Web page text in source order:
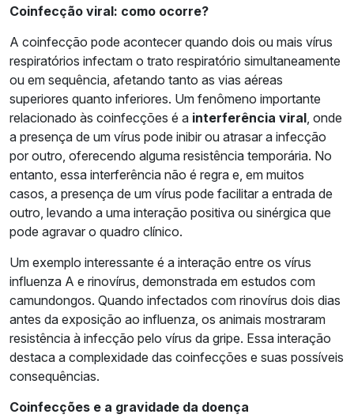
Coinfecção viral: como ocorre?
A coinfecção pode acontecer quando dois ou mais vírus
respiratórios infectam o trato respiratório simultaneamente
ou em sequência, afetando tanto as vias aéreas
superiores quanto inferiores. Um fenômeno importante
relacionado às coinfecções é a interferência viral , onde
a presença de um vírus pode inibir ou atrasar a infecção
por outro, oferecendo alguma resistência temporária. No
entanto, essa interferência não é regra e, em muitos
casos, a presença de um vírus pode facilitar a entrada de
outro, levando a uma interação positiva ou sinérgica que
pode agravar o quadro clínico.
Um exemplo interessante é a interação entre os vírus
influenza A e rinovírus, demonstrada em estudos com
camundongos. Quando infectados com rinovírus dois dias
antes da exposição ao influenza, os animais mostraram
resistência à infecção pelo vírus da gripe. Essa interação
destaca a complexidade das coinfecções e suas possíveis
consequências.
Coinfecções e a gravidade da doença